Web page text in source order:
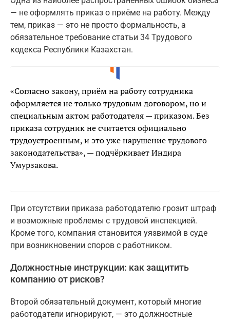
— не оформлять приказ о приёме на работу. Между
тем, приказ — это не просто формальность, а
обязательное требование статьи 34 Трудового
кодекса Республики Казахстан.
«Согласно закону, приём на работу сотрудника
оформляется не только трудовым договором, но и
специальным актом работодателя — приказом. Без
приказа сотрудник не считается официально
трудоустроенным, и это уже нарушение трудового
законодательства», — подчёркивает Индира
Умурзакова.
При отсутствии приказа работодателю грозит штраф
и возможные проблемы с трудовой инспекцией.
Кроме того, компания становится уязвимой в суде
при возникновении споров с работником.
Должностные инструкции: как защитить
компанию от рисков?
Второй обязательный документ, который многие
работодатели игнорируют, — это должностные